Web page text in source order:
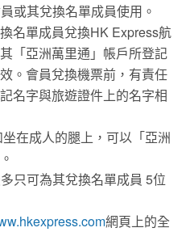
或其兌換名單成員使用。
名單成員兌換HK Express航
「亞洲萬里通」帳戶所登記
。會員兌換機票前，有責任
名字與旅遊證件上的名字相
在成人的腿上，可以「亞洲
只可為其兌換名單成員 5位
網頁上的全